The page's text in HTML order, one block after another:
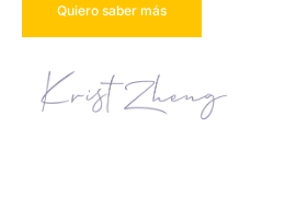
Quiero saber más